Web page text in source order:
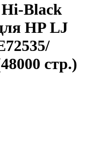
Black
HP LJ
стр.)